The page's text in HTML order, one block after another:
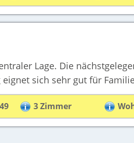
Lage. Die
sich sehr gut für
3 Zimmer